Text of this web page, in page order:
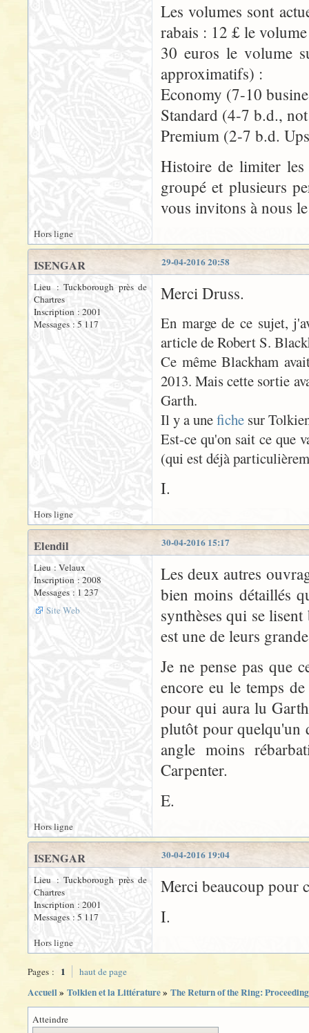
Les volumes sont
rabais : 12 £ le
30 euros le volume
approximatifs) :
Economy (7-10
Standard (4-7 b.d.,
Premium (2-7 b.d.
Histoire de limiter
groupé et plusieurs
vous invitons à nous
Hors ligne
29-04-2016 20:58
ISENGAR
Lieu : Tuckborough près de
Chartres
Inscription : 2001
Messages : 5 117
Merci Druss.
En marge de ce sujet,
article de Robert S.
Ce même Blackham
2013. Mais cette sortie
Garth.
Il y a unefiche sur
Est-ce qu'on sait ce que
(qui est déjà
I.
Hors ligne
30-04-2016 15:17
Elendil
Lieu : Velaux
Inscription : 2008
Messages : 1 237
Site Web
Les deux autres
bien moins détaillés
synthèses qui se
est une de leurs
Je ne pense pas que
encore eu le temps
pour qui aura lu
plutôt pour quelqu'un
angle moins
Carpenter.
E.
Hors ligne
30-04-2016 19:04
ISENGAR
Lieu : Tuckborough près de
Chartres
Inscription : 2001
Messages : 5 117
Merci beaucoup pour
I.
Hors ligne
Pages : 1 haut de page
Accueil» Tolkien et la Littérature» The Return of the Ring:
Atteindre